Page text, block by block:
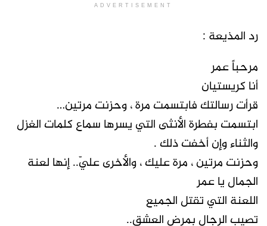
ADVERTISEMENT
رد المذيعة :
مرحباً عمر
أنا كريستيان
قرأت رسالتك فابتسمت مرة ، وحزنت مرتين…
ابتسمت بفطرة الأنثى التي يسرها سماع كلمات الغزل
والثناء وإن أخفت ذلك .
وحزنت مرتين ، مرة عليك ، والأخرى عليّ.. إنها لعنة
الجمال يا عمر
اللعنة التي تقتل الجميع
تصيب الرجال بمرض العشق..